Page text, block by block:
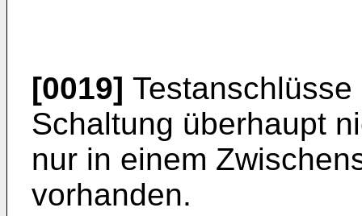
[0019]
Schaltung überhaupt
nur in einem
vorhanden.